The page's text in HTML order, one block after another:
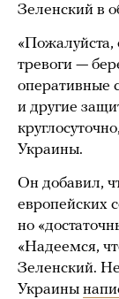
Зеленский в
тревоги —
оперативные
и другие
Украины.
Он добавил,
европейских
но
«Надеемся,
Зеленский.
Украины